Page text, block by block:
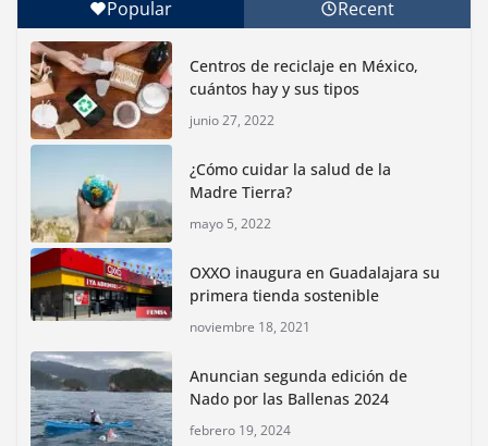
Con jornada informativa, Profepa y Humane World
for Animals buscan inhibir tráfico de aves
junio 15, 2026
Inauguran nuevo Embarcadero Cuemanco para
reactivar la zona lacustre de Xochimilco
junio 4, 2026
Rompe CDMX récords Reto Naturalista Urbano 2026 y
lidera la biodiversidad nacional
mayo 18, 2026
bioculturales para promover
huertos urbanos y jardines
polinizadores
Popular Recent
Centros de reciclaje en México,
cuántos hay y sus tipos
junio 27, 2022
¿Cómo cuidar la salud de la
Madre Tierra?
mayo 5, 2022
OXXO inaugura en Guadalajara su
primera tienda sostenible
noviembre 18, 2021
Anuncian segunda edición de
Nado por las Ballenas 2024
febrero 19, 2024